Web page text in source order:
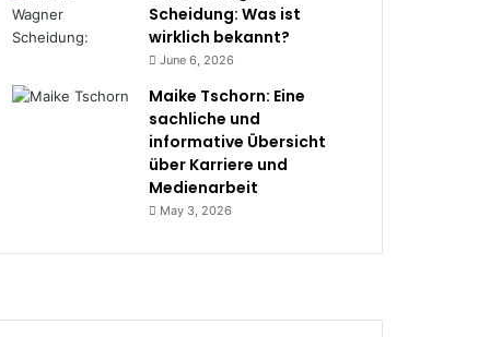
Scheidung: Was ist
wirklich bekannt?
June 6, 2026
Maike Tschorn: Eine
sachliche und
informative Übersicht
über Karriere und
Medienarbeit
May 3, 2026